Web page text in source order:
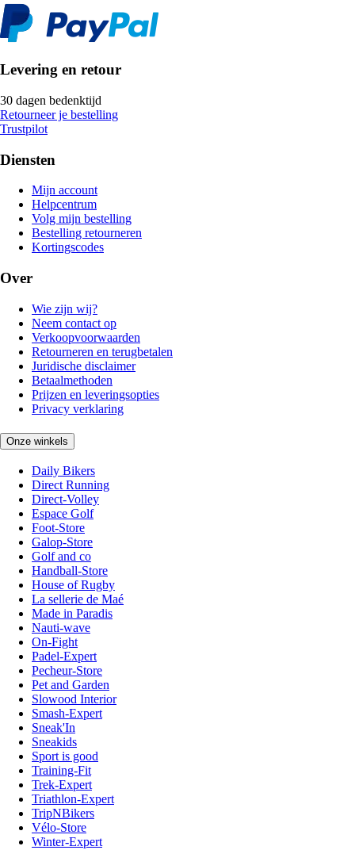
Levering en retour
30 dagen bedenktijd
Retourneer je bestelling
Trustpilot
Diensten
Mijn account
Helpcentrum
Volg mijn bestelling
Bestelling retourneren
Kortingscodes
Over
Wie zijn wij?
Neem contact op
Verkoopvoorwaarden
Retourneren en terugbetalen
Juridische disclaimer
Betaalmethoden
Prijzen en leveringsopties
Privacy verklaring
Onze winkels
Daily Bikers
Direct Running
Direct-Volley
Espace Golf
Foot-Store
Galop-Store
Golf and co
Handball-Store
House of Rugby
La sellerie de Maé
Made in Paradis
Nauti-wave
On-Fight
Padel-Expert
Pecheur-Store
Pet and Garden
Slowood Interior
Smash-Expert
Sneak'In
Sneakids
Sport is good
Training-Fit
Trek-Expert
Triathlon-Expert
TripNBikers
Vélo-Store
Winter-Expert